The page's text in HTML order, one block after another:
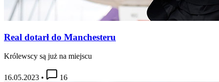
Real dotarł do Manchesteru
Królewscy są już na miejscu
16.05.2023 • 16